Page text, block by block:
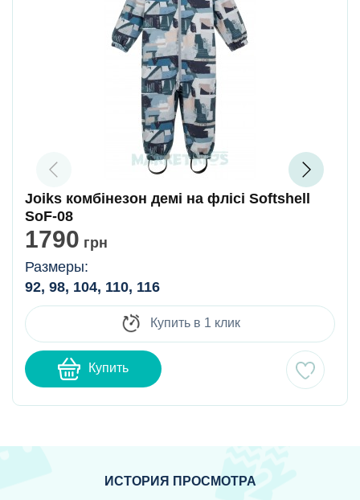
Joiks комбінезон демі на флісі Softshell
SoF-08
1790 грн
Размеры:
92, 98, 104, 110, 116
Купить в 1 клик
Купить
ИСТОРИЯ ПРОСМОТРА